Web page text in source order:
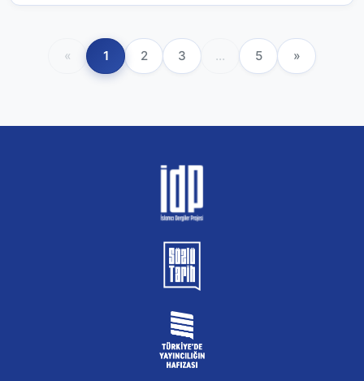
« 1 2 3 ... 5 »